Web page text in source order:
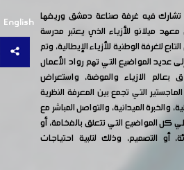
English تشارك فيه غرفة صناعة دمشق وريفها
ميلانو للأزياء الذي يعتبر مدرسة
للغرفة الوطنية للأزياء الإيطالية، وتم
عديد المواضيع التي تهم رواد الأعمال
بعالم الازياء والموضة، واستعراض
التي تجمع بين المعرفة النظرية
والخبرة الميدانية، والتواصل المباشر مع
كل المواضيع التي تتعلق بالفخامة، أو
أو التصميم، وذلك لتلبية احتياجات